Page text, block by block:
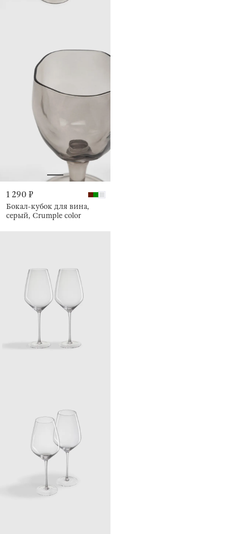
1 290 ₽
Бокал-кубок для вина,
серый, Crumple color